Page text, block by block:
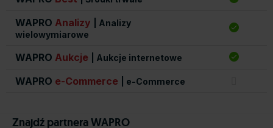
WAPRO Analizy
| Analizy
wielowymiarowe
WAPRO Aukcje | Aukcje internetowe
WAPRO e-Commerce | e-Commerce
Znajdź partnera WAPRO